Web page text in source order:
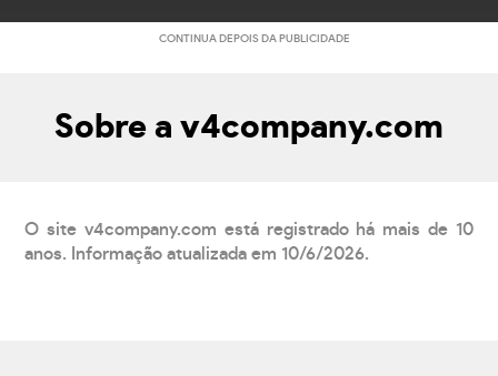
CONTINUA DEPOIS DA PUBLICIDADE
Sobre a v4company.com
O site v4company.com está registrado há mais de 10
anos. Informação atualizada em 10/6/2026.